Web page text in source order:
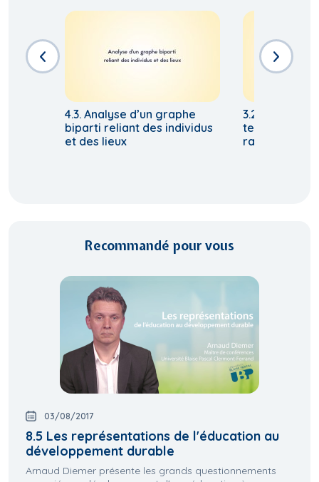
4.3. Analyse d’un graphe
biparti reliant des individus
et des lieux
3.2. Les
territoires,
rare
Recommandé pour vous
03/08/2017
8.5 Les représentations de l'éducation au
développement durable
Arnaud Diemer présente les grands questionnements